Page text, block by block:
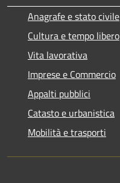
Anagrafe e stato civile
Cultura e tempo libero
Vita lavorativa
Imprese e Commercio
Appalti pubblici
Catasto e urbanistica
Mobilità e trasporti